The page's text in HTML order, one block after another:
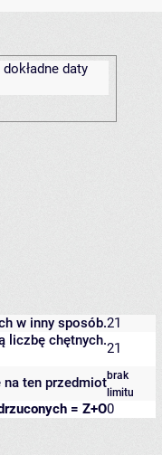
daty
w inny sposób.21
liczbę chętnych.21
na ten przedmiotbrak
limitu
= Z+O0